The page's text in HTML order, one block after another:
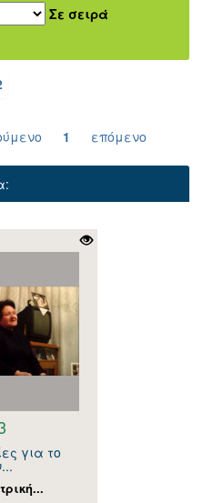
Σε σειρά
1 επόμενο
για το